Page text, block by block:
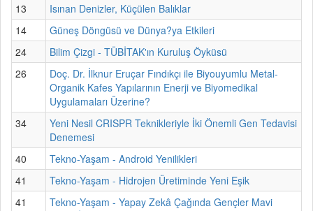
13
Isınan Denizler, Küçülen Balıklar
14
Güneş Döngüsü ve Dünya?ya Etkileri
24
Bilim Çizgi - TÜBİTAK'ın Kuruluş Öyküsü
26
Doç. Dr. İlknur Eruçar Fındıkçı ile Biyouyumlu Metal-
Organik Kafes Yapılarının Enerji ve Biyomedikal
Uygulamaları Üzerine?
34
Yeni Nesil CRISPR Teknikleriyle İki Önemli Gen Tedavisi
Denemesi
40
Tekno-Yaşam - Android Yenilikleri
41
Tekno-Yaşam - Hidrojen Üretiminde Yeni Eşik
41
Tekno-Yaşam - Yapay Zekâ Çağında Gençler Mavi